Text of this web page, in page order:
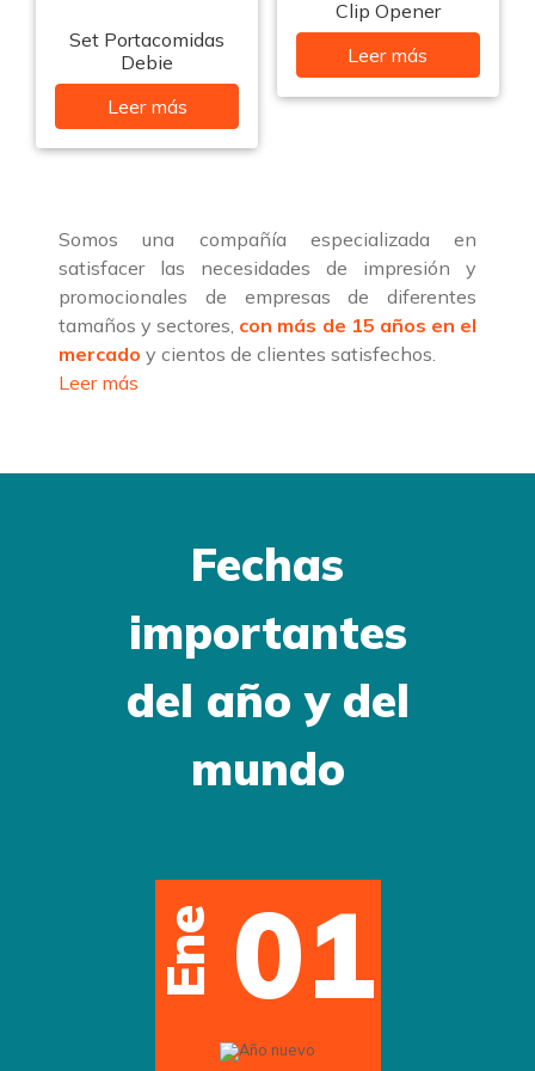
Set Portacomidas
Debie
Leer más
Clip Opener
Leer más
Somos una compañía especializada en
satisfacer las necesidades de impresión y
promocionales de empresas de diferentes
tamaños y sectores, con más de 15 años en el
mercado y cientos de clientes satisfechos.
Leer más
Fechas
importantes
del año y del
mundo
12